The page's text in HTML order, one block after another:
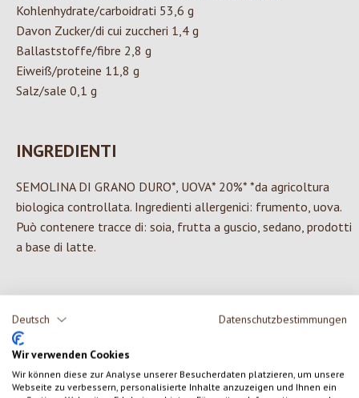
Deutsch Datenschutzbestimmungen
Wir verwenden Cookies
Wir können diese zur Analyse unserer Besucherdaten platzieren, um unsere
Webseite zu verbessern, personalisierte Inhalte anzuzeigen und Ihnen ein
Kohlenhydrate/carboidrati 53,6 g
Davon Zucker/di cui zuccheri 1,4 g
Ballaststoffe/fibre 2,8 g
Eiweiß/proteine 11,8 g
Salz/sale 0,1 g
INGREDIENTI
SEMOLINA DI GRANO DURO*, UOVA* 20%* *da agricoltura
biologica controllata. Ingredienti allergenici: frumento, uova.
Può contenere tracce di: soia, frutta a guscio, sedano, prodotti
a base di latte.
0 di 0 valutazioni
Valutazione media di 0 su 5 stelle
Formula una valutazione!